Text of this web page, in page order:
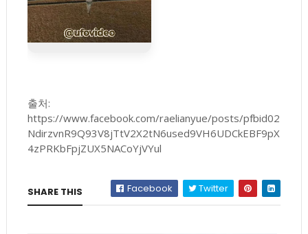
출처:
https://www.facebook.com/raelianyue/posts/pfbid02
NdirzvnR9Q93V8jTtV2X2tN6used9VH6UDCkEBF9pX
4zPRKbFpjZUX5NACoYjVYul
SHARE THIS Facebook Twitter